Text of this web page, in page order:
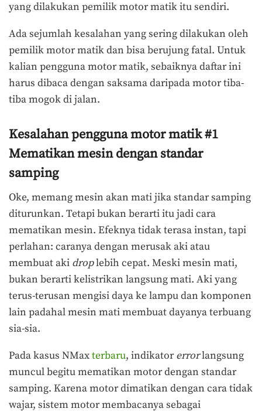
yang dilakukan pemilik motor matik itu sendiri.
Ada sejumlah kesalahan yang sering dilakukan oleh
pemilik motor matik dan bisa berujung fatal. Untuk
kalian pengguna motor matik, sebaiknya daftar ini
harus dibaca dengan saksama daripada motor tiba-
tiba mogok di jalan.
Kesalahan pengguna motor matik #1
Mematikan mesin dengan standar
samping
Oke, memang mesin akan mati jika standar samping
diturunkan. Tetapi bukan berarti itu jadi cara
mematikan mesin. Efeknya tidak terasa instan, tapi
perlahan: caranya dengan merusak aki atau
membuat aki droplebih cepat. Meski mesin mati,
bukan berarti kelistrikan langsung mati. Aki yang
terus-terusan mengisi daya ke lampu dan komponen
lain padahal mesin mati membuat dayanya terbuang
sia-sia.
Pada kasus NMaxterbaru, indikatorerrorlangsung
muncul begitu mematikan motor dengan standar
samping. Karena motor dimatikan dengan cara tidak
wajar, sistem motor membacanya sebagai